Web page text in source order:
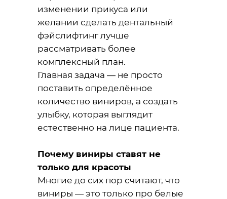
изменении прикуса или
желании сделать дентальный
фэйслифтинг лучше
рассматривать более
комплексный план.
Главная задача — не просто
поставить определённое
количество виниров, а создать
улыбку, которая выглядит
естественно на лице пациента.
Почему виниры ставят не
только для красоты
Многие до сих пор считают, что
виниры — это только про белые